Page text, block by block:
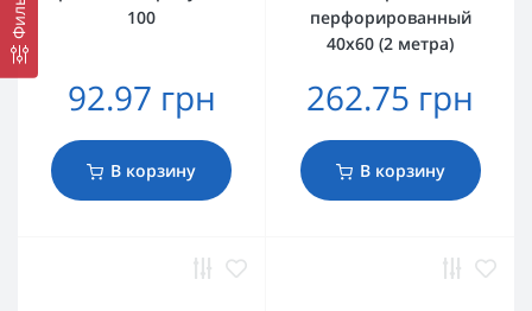
100
92.97 грн
В корзину
перфорированный
40х60 (2 метра)
262.75 грн
В корзину